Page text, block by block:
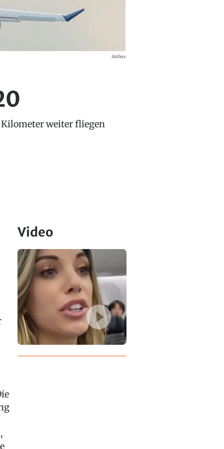
Airbus
weiter fliegen
Video